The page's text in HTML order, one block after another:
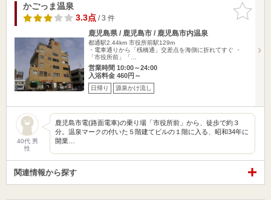
お気に入
りに追加
かごっま温泉
3.3点/ 3 件
鹿児島県 / 鹿児島市 / 鹿児島市内温泉
都通駅2.44km 市役所前駅129m
・電車通りから「桟橋通」交差点を海側に折れてすぐ ・
「市役所前」「…
営業時間 10:00～24:00
入浴料金 460円～
日帰り 源泉かけ流し
40代 男
性
鹿児島市電(路面電車)の乗り場「市役所前」から、徒歩で約３
分。温泉マークの付いた５階建てビルの１階に入る、昭和34年に
開業…
関連情報から探す